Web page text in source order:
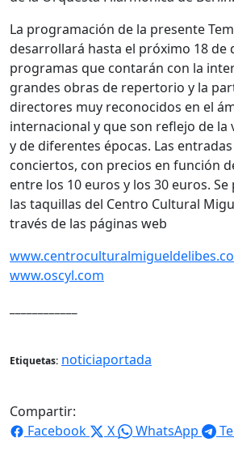
La programación de la presente
desarrollará hasta el próximo 18 de
programas que contarán con la
grandes obras de repertorio y la
directores muy reconocidos en el
internacional y que son reflejo de la
y de diferentes épocas. Las
conciertos, con precios en función
entre los 10 euros y los 30 euros.
las taquillas del Centro Cultural
través de las páginas web
www.oscyl.com
Etiquetas: noticiaportada
Compartir:
Facebook
X WhatsApp